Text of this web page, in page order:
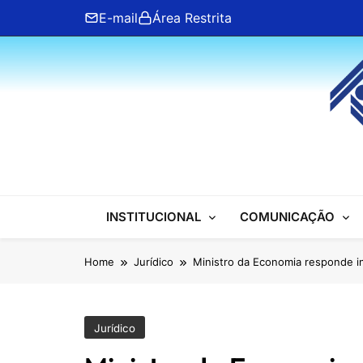
content
E-mail Área Restrita
ANFIP Nacional
INSTITUCIONAL COMUNICAÇÃO
Home Jurídico Ministro da Economia responde
Jurídico